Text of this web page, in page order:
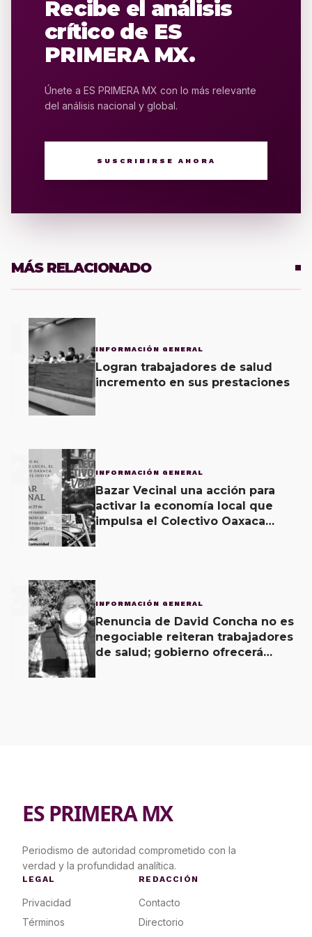
Recibe el análisis
crítico de ES
PRIMERA MX.
Únete a ES PRIMERA MX con lo más relevante
del análisis nacional y global.
SUSCRIBIRSE AHORA
MÁS RELACIONADO
INFORMACIÓN GENERAL
Logran trabajadores de salud
incremento en sus prestaciones
2 INFORMACIÓN GENERAL
Bazar Vecinal una acción para
activar la economía local que
impulsa el Colectivo Oaxaca
3 INFORMACIÓN GENERAL
Renuncia de David Concha no es
negociable reiteran trabajadores
de salud; gobierno ofrecerá
ES PRIMERA MX
Periodismo de autoridad comprometido con la
verdad y la profundidad analítica.
LEGAL
Privacidad
Términos
REDACCIÓN
Contacto
Directorio